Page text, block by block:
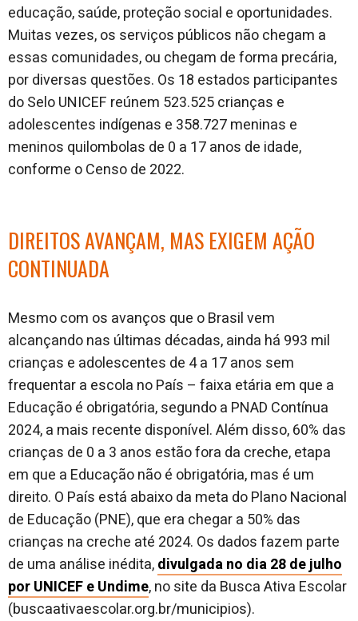
educação, saúde, proteção social e oportunidades.
Muitas vezes, os serviços públicos não chegam a
essas comunidades, ou chegam de forma precária,
por diversas questões. Os 18 estados participantes
do Selo UNICEF reúnem 523.525 crianças e
adolescentes indígenas e 358.727 meninas e
meninos quilombolas de 0 a 17 anos de idade,
conforme o Censo de 2022.
DIREITOS AVANÇAM, MAS EXIGEM AÇÃO
CONTINUADA
Mesmo com os avanços que o Brasil vem
alcançando nas últimas décadas, ainda há 993 mil
crianças e adolescentes de 4 a 17 anos sem
frequentar a escola no País – faixa etária em que a
Educação é obrigatória, segundo a PNAD Contínua
2024, a mais recente disponível. Além disso, 60% das
crianças de 0 a 3 anos estão fora da creche, etapa
em que a Educação não é obrigatória, mas é um
direito. O País está abaixo da meta do Plano Nacional
de Educação (PNE), que era chegar a 50% das
crianças na creche até 2024. Os dados fazem parte
de uma análise inédita,divulgada no dia 28 de julho
por UNICEF e Undime, no site da Busca Ativa Escolar
(buscaativaescolar.org.br/municipios).